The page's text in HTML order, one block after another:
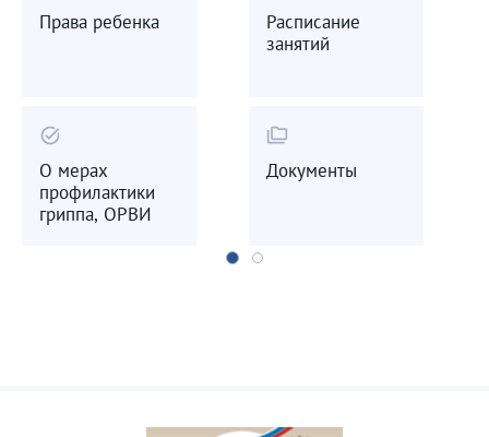
Права ребенка
Расписание
занятий
task_alt
О мерах
профилактики
гриппа, ОРВИ
folder_copy
Документы